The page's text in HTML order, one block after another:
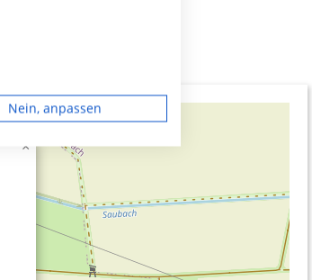
×
Nein, anpassen